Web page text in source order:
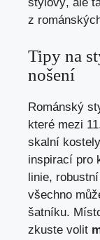
z
Tipy na
nošení
Románský
které mezi
skalní
inspirací pro
linie,
všechno
šatníku.
zkuste volit